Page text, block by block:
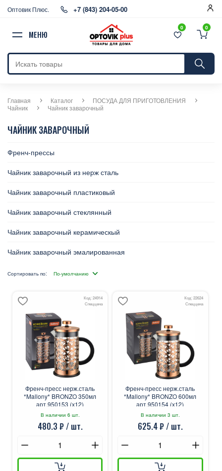
Оптовик Плюс. +7 (843) 204-05-00
МЕНЮ
0 0
Главная Каталог
ПОСУДА ДЛЯ ПРИГОТОВЛЕНИЯ
Чайник
Чайник заварочный
ЧАЙНИК ЗАВАРОЧНЫЙ
Френч-прессы
Чайник заварочный из нерж сталь
Чайник заварочный пластиковый
Чайник заварочный стеклянный
Чайник заварочный керамическый
Чайник заварочный эмалированная
Сортировать по:
Код: 24914
Спеццена
Френч-пресс нерж.сталь
*Mallony* BRONZO 350мл
арт.950153 (х12)
В наличии 6 шт.
480.3 ₽ / шт.
Код: 22624
Спеццена
Френч-пресс нерж.сталь
*Mallony* BRONZO 600мл
арт.950154 (х12)
В наличии 3 шт.
625.4 ₽ / шт.